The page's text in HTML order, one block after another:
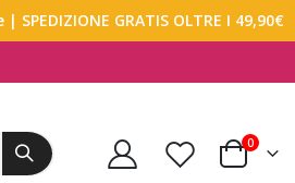
| SPEDIZIONE GRATIS OLTRE I 49,90€
Carrello
0